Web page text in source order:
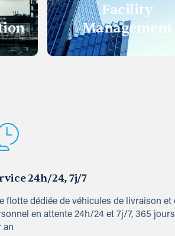
Facility
Management
24h/24, 7j/7
flotte dédiée de véhicules de livraison et
en attente 24h/24 et 7j/7, 365 jours
an